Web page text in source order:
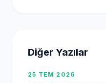
Diğer Yazılar
25 TEM 2026